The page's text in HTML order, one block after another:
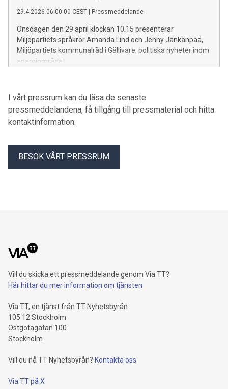
övergår sedan i nationell valupptakt i Stockholm i helgen.
29.4.2026 06:00:00 CEST Pressmeddelande
Onsdagen den 29 april klockan 10.15 presenterar
Miljöpartiets språkrör Amanda Lind och Jenny Jänkänpää,
Miljöpartiets kommunalråd i Gällivare, politiska nyheter inom
energiområdet.
I vårt pressrum kan du läsa de senaste
pressmeddelandena, få tillgång till pressmaterial och hitta
kontaktinformation.
BESÖK VÅRT PRESSRUM
Vill du skicka ett pressmeddelande genom Via TT?
Här hittar du mer information om tjänsten
Via TT, en tjänst från TT Nyhetsbyrån
105 12 Stockholm
Östgötagatan 100
Stockholm
Vill du nå TT Nyhetsbyrån? Kontakta oss
Via TT på X